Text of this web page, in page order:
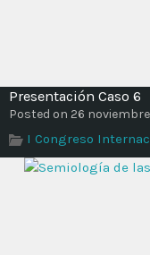
Presentación Caso 6
Posted on 26
I Congreso